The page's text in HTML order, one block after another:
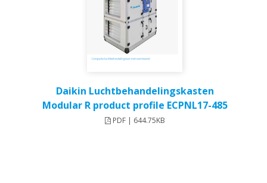
Daikin Luchtbehandelingskasten
Modular R product profile ECPNL17-485
PDF | 644.75KB